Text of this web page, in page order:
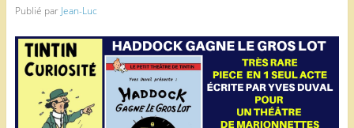
Publié par Jean-Luc